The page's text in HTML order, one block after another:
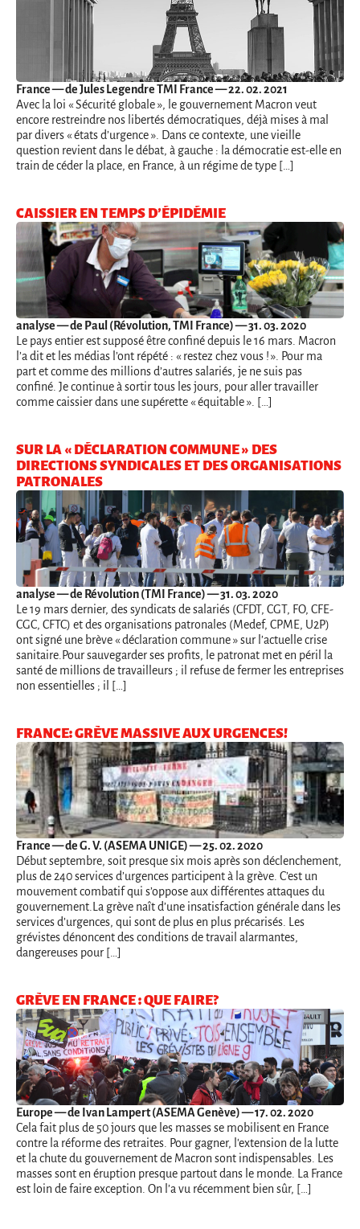
France— de Jules Legendre TMI France — 22. 02. 2021
Avec la loi « Sécurité globale », le gouvernement Macron veut
encore restreindre nos libertés démocratiques, déjà mises à mal
par divers « états d’urgence ». Dans ce contexte, une vieille
question revient dans le débat, à gauche : la démocratie est-elle en
train de céder la place, en France, à un régime de type […]
CAISSIER EN TEMPS D’ÉPIDÉMIE
analyse— de Paul (Révolution, TMI France) — 31. 03. 2020
Le pays entier est supposé être confiné depuis le 16 mars. Macron
l’a dit et les médias l’ont répété : « restez chez vous ! ». Pour ma
part et comme des millions d’autres salariés, je ne suis pas
confiné. Je continue à sortir tous les jours, pour aller travailler
comme caissier dans une supérette « équitable ». […]
SUR LA « DÉCLARATION COMMUNE » DES
DIRECTIONS SYNDICALES ET DES ORGANISATIONS
PATRONALES
analyse— de Révolution (TMI France) — 31. 03. 2020
Le 19 mars dernier, des syndicats de salariés (CFDT, CGT, FO, CFE-
CGC, CFTC) et des organisations patronales (Medef, CPME, U2P)
ont signé une brève « déclaration commune » sur l’actuelle crise
sanitaire.Pour sauvegarder ses profits, le patronat met en péril la
santé de millions de travailleurs ; il refuse de fermer les entreprises
non essentielles ; il […]
FRANCE: GRÈVE MASSIVE AUX URGENCES!
France— de G. V. (ASEMA UNIGE) — 25. 02. 2020
Début septembre, soit presque six mois après son déclenchement,
plus de 240 services d’urgences participent à la grève. C’est un
mouvement combatif qui s’oppose aux différentes attaques du
gouvernement.La grève naît d’une insatisfaction générale dans les
services d’urgences, qui sont de plus en plus précarisés. Les
grévistes dénoncent des conditions de travail alarmantes,
dangereuses pour […]
GRÈVE EN FRANCE : QUE FAIRE?
Europe— de Ivan Lampert (ASEMA Genève) — 17. 02. 2020
Cela fait plus de 50 jours que les masses se mobilisent en France
contre la réforme des retraites. Pour gagner, l'extension de la lutte
et la chute du gouvernement de Macron sont indispensables. Les
masses sont en éruption presque partout dans le monde. La France
est loin de faire exception. On l’a vu récemment bien sûr, […]